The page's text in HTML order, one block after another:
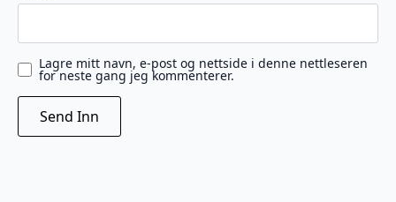
Lagre mitt navn, e-post og nettside i denne nettleseren
for neste gang jeg kommenterer.